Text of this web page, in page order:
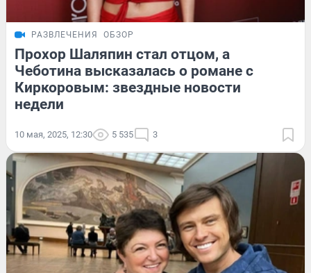
РАЗВЛЕЧЕНИЯ ОБЗОР
Прохор Шаляпин стал отцом, а
Чеботина высказалась о романе с
Киркоровым: звездные новости
недели
10 мая, 2025, 12:30 5 535 3